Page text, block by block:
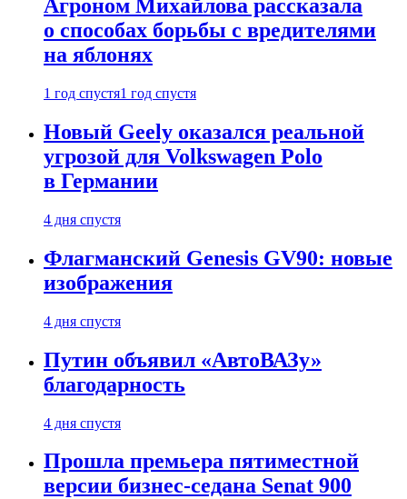
Агроном Михайлова рассказала
о способах борьбы с вредителями
на яблонях
1 год спустя1 год спустя
Новый Geely оказался реальной
угрозой для Volkswagen Polo
в Германии
4 дня спустя
Флагманский Genesis GV90: новые
изображения
4 дня спустя
Путин объявил «АвтоВАЗу»
благодарность
4 дня спустя
Прошла премьера пятиместной
версии бизнес-седана Senat 900